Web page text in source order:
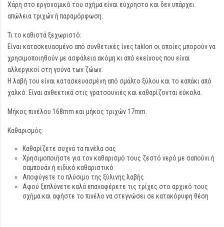
Χάρη στο εργονομικό του σχήμα είναι εύχρηστο και δεν υπάρχει
απώλεια τριχών ή παραμόρφωση.
Τι το καθιστά ξεχωριστό:
Είναι κατασκευασμένο από συνθετικές ίνες taklon οι οποίες μπορούν να
χρησιμοποιηθούν με ασφάλεια ακόμη κι από εκείνους που είναι
αλλεργικοί στη γούνα των ζώων.
Η λαβή του είναι κατασκευασμένη από σμάλτο ξύλου και το καπάκι από
χαλκό. Είναι ανθεκτικά στις γρατσουνιές και καθαρίζονται εύκολα.
Μήκος πινέλου 168mm και μήκος τριχών 17mm.
Καθαρισμός:
Καθαρίζετε συχνά τα πινέλα σας
Χρησιμοποιήστε για τον καθαρισμό τους ζεστό νερό με σαπούνι ή
σαμπουάν ή ειδικό καθαριστικό
Αποφύγετε το πλύσιμο της ξύλινης λαβής
Αφού ξεπλύνετε καλά επαναφέρετε τις τρίχες στο αρχικό τους
σχήμα και αφήστε το πινέλο να στεγνώσει σε κατακόρυφη θέση